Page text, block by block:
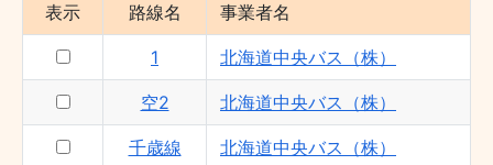
表示 路線名 事業者名
1 北海道中央バス（株）
空2 北海道中央バス（株）
千歳線 北海道中央バス（株）